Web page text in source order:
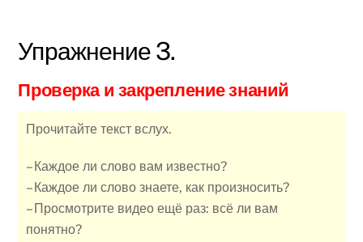
Упражнение 3.
Проверка и закрепление знаний
Прочитайте текст вслух.
– Каждое ли слово вам известно?
– Каждое ли слово знаете, как произносить?
– Просмотрите видео ещё раз: всё ли вам
понятно?